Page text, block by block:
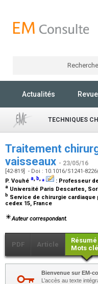
Actualités
TECHNIQUES
Traitement
vaisseaux - 23/05/16
[42-819] - Doi : 10.1016/S1241-
P. Vouhé a, b,⁎ : Professeur
a Université Paris Descartes,
b Service de chirurgie cardiaque
cedex 15, France
Auteur correspondant.
PDF Article
Résumé
Mots
Bienvenue sur EM-
L’accès au texte